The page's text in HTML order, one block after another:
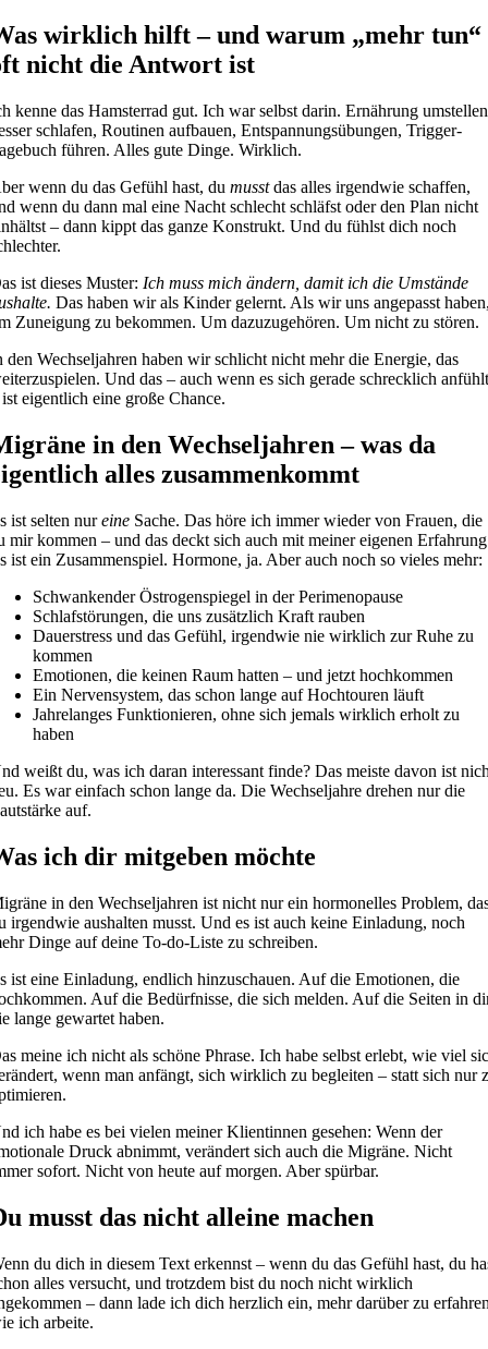
wirklich hilft – und warum „mehr tun“
nicht die Antwort ist
kenne das Hamsterrad gut. Ich war selbst darin. Ernährung
schlafen, Routinen aufbauen, Entspannungsübungen, Trigger-
führen. Alles gute Dinge. Wirklich.
wenn du das Gefühl hast, dumusstdas alles irgendwie schaffen,
wenn du dann mal eine Nacht schlecht schläfst oder den Plan nicht
– dann kippt das ganze Konstrukt. Und du fühlst dich noch
ist dieses Muster: Ich muss mich ändern, damit ich die Umstände
Das haben wir als Kinder gelernt. Als wir uns angepasst
Zuneigung zu bekommen. Um dazuzugehören. Um nicht zu stören.
den Wechseljahren haben wir schlicht nicht mehr die Energie, das
Und das – auch wenn es sich gerade schrecklich
eigentlich eine große Chance.
in den Wechseljahren – was da
alles zusammenkommt
ist selten nureine Sache. Das höre ich immer wieder von Frauen, die
mir kommen – und das deckt sich auch mit meiner eigenen
ist ein Zusammenspiel. Hormone, ja. Aber auch noch so vieles mehr:
Schwankender Östrogenspiegel in der Perimenopause
Schlafstörungen, die uns zusätzlich Kraft rauben
Dauerstress und das Gefühl, irgendwie nie wirklich zur Ruhe zu
kommen
Emotionen, die keinen Raum hatten – und jetzt hochkommen
Ein Nervensystem, das schon lange auf Hochtouren läuft
Jahrelanges Funktionieren, ohne sich jemals wirklich erholt zu
haben
weißt du, was ich daran interessant finde? Das meiste davon ist
Es war einfach schon lange da. Die Wechseljahre drehen nur die
auf.
ich dir mitgeben möchte
in den Wechseljahren ist nicht nur ein hormonelles Problem,
irgendwie aushalten musst. Und es ist auch keine Einladung, noch
Dinge auf deine To-do-Liste zu schreiben.
ist eine Einladung, endlich hinzuschauen. Auf die Emotionen, die
Auf die Bedürfnisse, die sich melden. Auf die Seiten in
lange gewartet haben.
meine ich nicht als schöne Phrase. Ich habe selbst erlebt, wie viel
wenn man anfängt, sich wirklich zu begleiten – statt sich nur
ich habe es bei vielen meiner Klientinnen gesehen: Wenn der
Druck abnimmt, verändert sich auch die Migräne. Nicht
sofort. Nicht von heute auf morgen. Aber spürbar.
musst das nicht alleine machen
du dich in diesem Text erkennst – wenn du das Gefühl hast, du
alles versucht, und trotzdem bist du noch nicht wirklich
– dann lade ich dich herzlich ein, mehr darüber zu
ich arbeite.